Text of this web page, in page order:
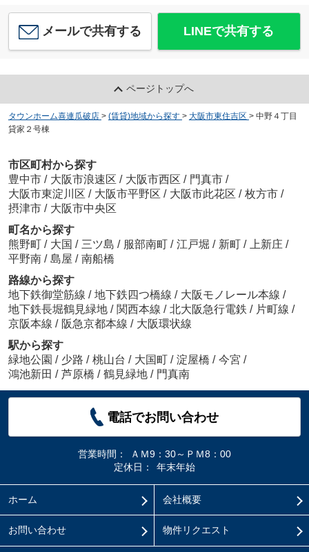
メールで共有する LINEで共有する
ページトップへ
タウンホーム喜連瓜破店 > (賃貸)地域から探す > 大阪市東住吉区 > 中野４丁目
貸家２号棟
市区町村から探す
豊中市 / 大阪市浪速区 / 大阪市西区 / 門真市 /
大阪市東淀川区 / 大阪市平野区 / 大阪市此花区 / 枚方市 /
摂津市 / 大阪市中央区
町名から探す
熊野町 / 大国 / 三ツ島 / 服部南町 / 江戸堀 / 新町 / 上新庄 /
平野南 / 島屋 / 南船橋
路線から探す
地下鉄御堂筋線 / 地下鉄四つ橋線 / 大阪モノレール本線 /
地下鉄長堀鶴見緑地 / 関西本線 / 北大阪急行電鉄 / 片町線 /
京阪本線 / 阪急京都本線 / 大阪環状線
駅から探す
緑地公園 / 少路 / 桃山台 / 大国町 / 淀屋橋 / 今宮 /
鴻池新田 / 芦原橋 / 鶴見緑地 / 門真南
電話でお問い合わせ
営業時間：
ＡＭ9：30～ＰＭ8：00
定休日：
年末年始
ホーム 会社概要
お問い合わせ 物件リクエスト